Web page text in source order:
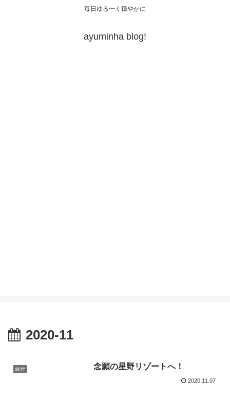
毎日ゆる〜く穏やかに
ayuminha blog!
2020-11
旅行 念願の星野リゾートへ！
2020.11.07